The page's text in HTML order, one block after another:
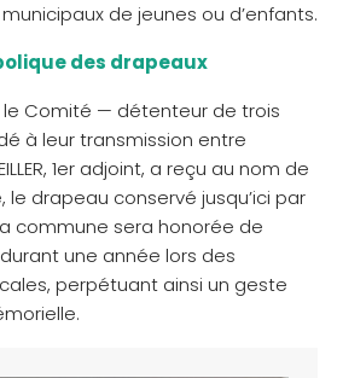
de jeunes ou d’enfants.
des drapeaux
le Comité — détenteur de trois
à leur transmission entre
1er adjoint, a reçu au nom de
le drapeau conservé jusqu’ici par
commune sera honorée de
une année lors des
perpétuant ainsi un geste